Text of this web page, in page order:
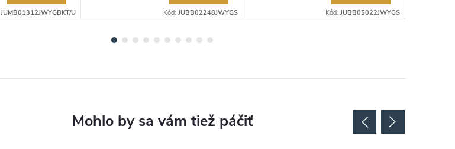
JUMB01312JWYGBKT/U Kód: JUBB02248JWYGS Kód: JUBB05022JWYGS